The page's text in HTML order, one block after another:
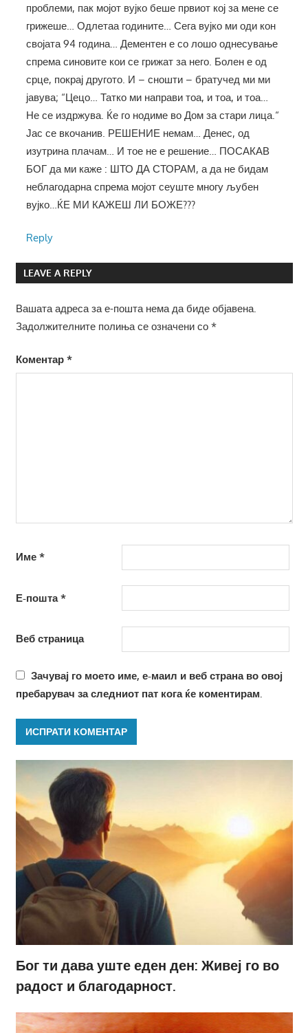
проблеми, пак мојот вујко беше првиот кој за мене се
грижеше… Одлетаа годините… Сега вујко ми оди кон
својата 94 година… Дементен е со лошо однесување
спрема синовите кои се грижат за него. Болен е од
срце, покрај другото. И – сношти – братучед ми ми
јавува; “Цецо… Татко ми направи тоа, и тоа, и тоа…
Не се издржува. Ќе го нодиме во Дом за стари лица.“
Јас се вкочанив. РЕШЕНИЕ немам… Денес, од
изутрина плачам… И тое не е решение… ПОСАКАВ
БОГ да ми каже : ШТО ДА СТОРАМ, а да не бидам
неблагодарна спрема мојот сеуште многу љубен
вујко…ЌЕ МИ КАЖЕШ ЛИ БОЖЕ???
Reply
LEAVE A REPLY
Вашата адреса за е-пошта нема да биде објавена.
Задолжителните полиња се означени со *
Коментар *
Име *
Е-пошта*
Веб страница
Зачувај го моето име, е-маил и веб страна во овој
пребарувач за следниот пат кога ќе коментирам.
Бог ти дава уште еден ден: Живеј го во
радост и благодарност.